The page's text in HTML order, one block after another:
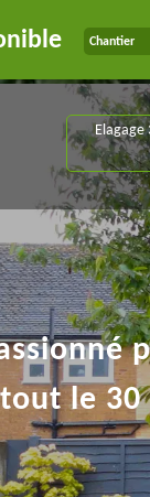
Chantier
Elagage
le 30